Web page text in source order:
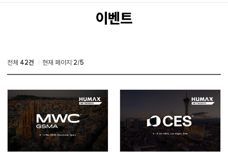
전체 42건 현재 페이지 2/5